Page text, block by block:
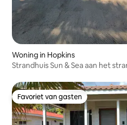
Woning in Hopkins
Strandhuis Sun & Sea aan het
Favoriet van gasten
Favoriet van gasten